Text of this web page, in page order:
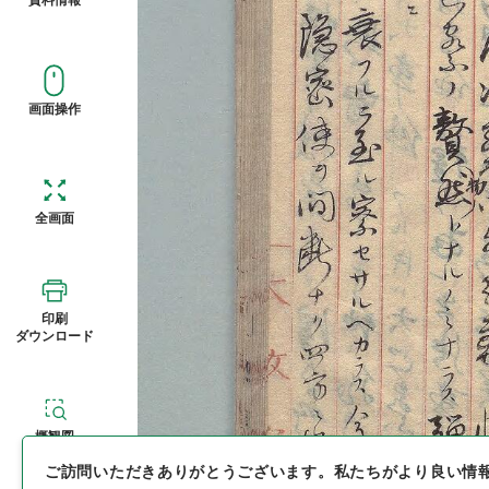
画面操作
全画面
印刷
ダウンロード
概観図
ご訪問いただきありがとうございます。 私たちがより良い情